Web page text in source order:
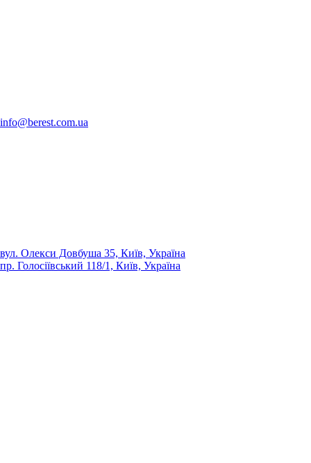
info@berest.com.ua
вул. Олекси Довбуша 35, Київ, Україна
пр. Голосіївський 118/1, Київ, Україна